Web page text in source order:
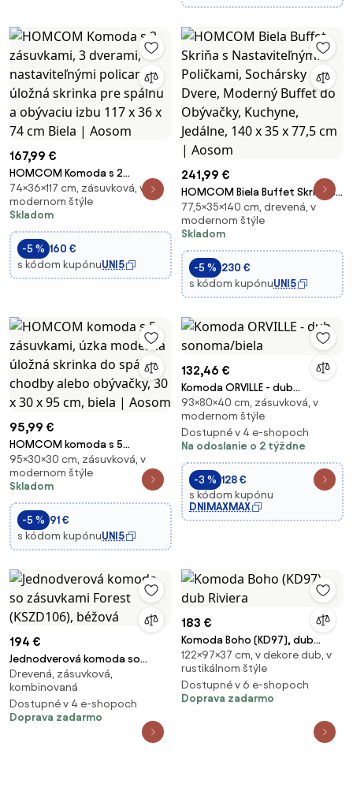
167,99 €
HOMCOM Komoda s 2
zásuvkami, 3 dverami,
nastaviteľnými policami, úložná
skrinka pre spálňu a obývaciu
izbu 117 x 36 x 74 cm Biela |
Aosom
74×36×117 cm, zásuvková, v
modernom štýle
Skladom
-5 % 160 €
s kódom kupónuUNI5
241,99 €
HOMCOM Biela Buffet Skriňa s
Nastaviteľnými Poličkami,
Sochársky Dvere, Moderný
Buffet do Obývačky, Kuchyne,
Jedálne, 140 x 35 x 77,5 cm |
Aosom
77,5×35×140 cm, drevená, v
modernom štýle
Skladom
-5 % 230 €
s kódom kupónuUNI5
95,99 €
HOMCOM komoda s 5
zásuvkami, úzka moderná
úložná skrinka do spálne,
chodby alebo obývačky, 30 x
30 x 95 cm, biela | Aosom
95×30×30 cm, zásuvková, v
modernom štýle
Skladom
-5 % 91 €
s kódom kupónuUNI5
132,46 €
Komoda ORVILLE - dub
sonoma/biela
93×80×40 cm, zásuvková, v
modernom štýle
Dostupné v 4 e-shopoch
Na odoslanie o 2 týždne
-3 % 128 €
s kódom kupónu
DNIMAXMAX
194 €
Jednodverová komoda so
zásuvkami Forest (KSZD106),
béžová
Drevená, zásuvková,
kombinovaná
Dostupné v 4 e-shopoch
Doprava zadarmo
183 €
Komoda Boho (KD97), dub
Riviera
122×97×37 cm, v dekore dub, v
rustikálnom štýle
Dostupné v 6 e-shopoch
Doprava zadarmo